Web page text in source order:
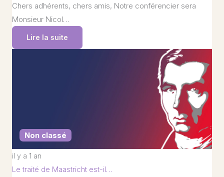
Chers adhérents, chers amis, Notre conférencier sera
Monsieur Nicol…
Lire la suite
Non classé
il y a 1 an
Le traité de Maastricht est-il…